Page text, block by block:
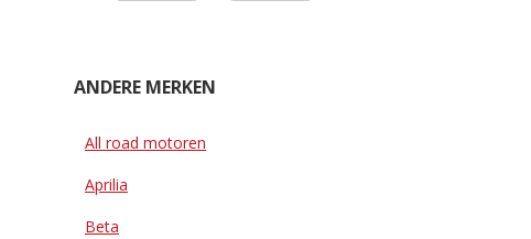
ANDERE MERKEN
All road motoren
Aprilia
Beta